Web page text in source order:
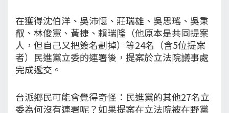
在獲得沈伯洋、吳沛憶、莊瑞雄、吳思瑤、吳秉
叡、林俊憲、黃捷、賴瑞隆（他原本是共同提案
人，但自己又把簽名劃掉）等24名（含5位提案
者）民進黨立委的連署後，提案於立法院議事處
完成遞交。
台派鄉民可能會覺得奇怪：民進黨的其他27名立
委為何沒有連署呢？如果提案在立法院被在野黨